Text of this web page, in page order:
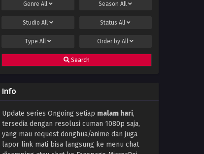
Swallowed Star Season 2
Eps 32 - October 19, 2022
Swallowed Star Season 2
Episode 31 Subtitle Indonesia
Eps 31 - October 12, 2022
Swallowed Star Season 2
Episode 29 Subtitle Indonesia
Eps 29 - October 1, 2022
Genre All SeasonAll
Studio All StatusAll
Type All Order byAll
Search
Info
Update series Ongoing setiap malam hari,
tersedia dengan resolusi cuman 1080p saja,
yang mau request donghua/anime dan juga
lapor link mati bisa langsung ke menu chat